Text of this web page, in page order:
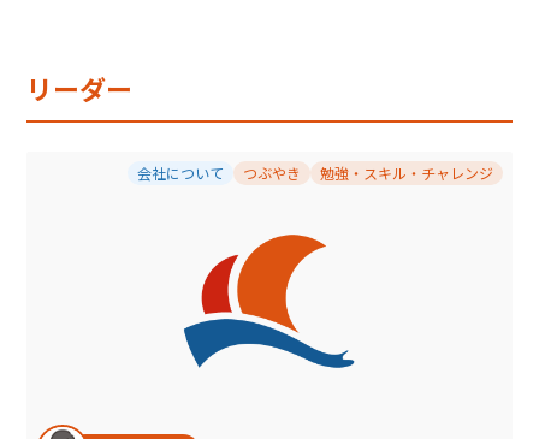
リーダー
会社について つぶやき 勉強・スキル・チャレンジ